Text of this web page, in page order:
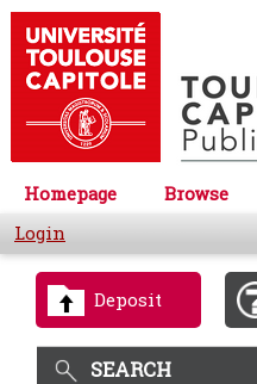
Homepage Browse
Login
Deposit
SEARCH